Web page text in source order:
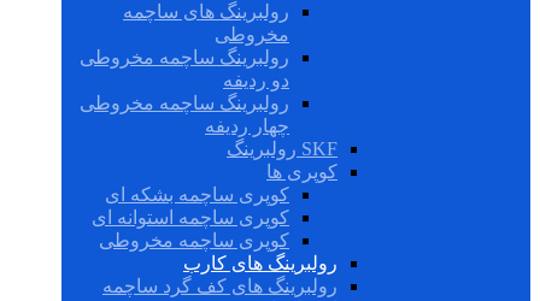
رولبرینگ های ساچمه
مخروطی
رولبرینگ ساچمه مخروطی
دو ردیفه
رولبرینگ ساچمه مخروطی
چهار ردیفه
SKF رولبرینگ
کوپری ها
کوپری ساچمه بشکه ای
کوپری ساچمه استوانه ای
کوپری ساچمه مخروطی
رولبرینگ های کارب
رولبرینگ های کف گرد ساچمه